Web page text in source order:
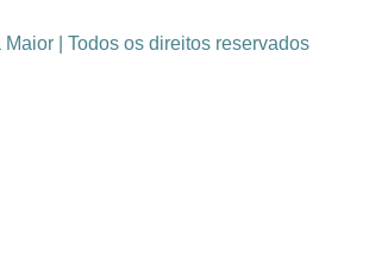
Maior | Todos os direitos reservados